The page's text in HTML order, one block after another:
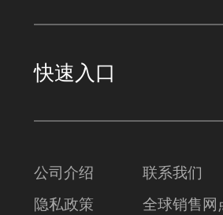
快速入口
公司介绍 联系我们
隐私政策
全球销售网